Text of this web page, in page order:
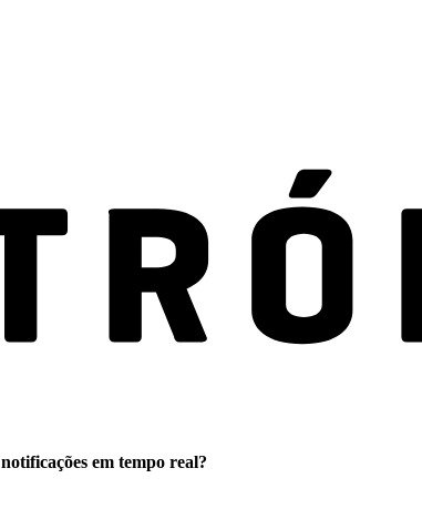
notificações em tempo real?